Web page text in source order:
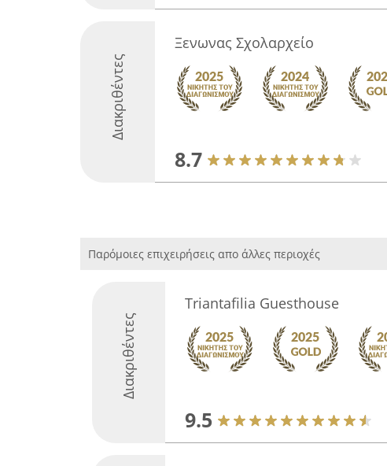
Διακριθέντες
Ξενωνας Σχολαρχείο
8.7
Παρόμοιες επιχειρήσεις απο άλλες περιοχές
Διακριθέντες
Triantafilia Guesthouse
9.5